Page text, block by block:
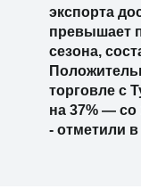
экспорта
превышает
сезона,
торговле с
на 37% — со
- отметили